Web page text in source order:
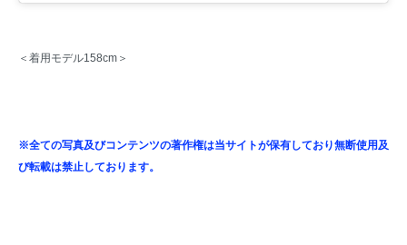
＜着用モデル158cm＞
※全ての写真及びコンテンツの著作権は当サイトが保有しており無断使用及
び転載は禁止しております。